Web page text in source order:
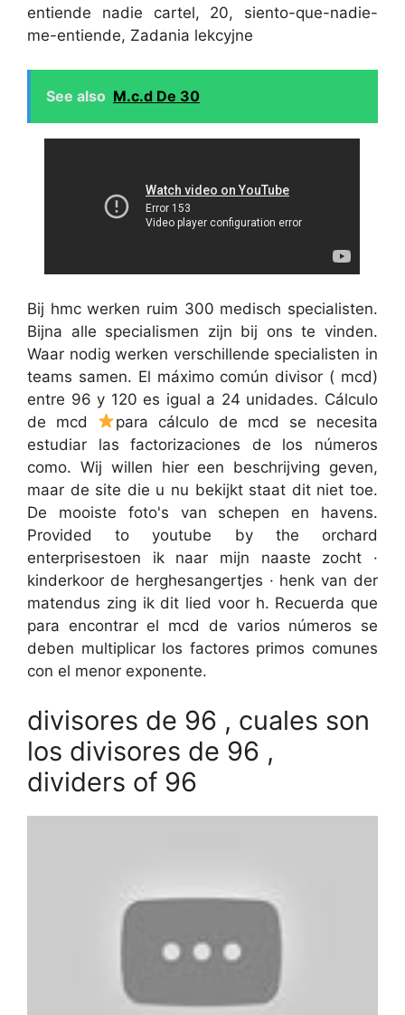
entiende nadie cartel, 20, siento-que-nadie-
me-entiende, Zadania lekcyjne
See also M.c.d De 30
Bij hmc werken ruim 300 medisch specialisten.
Bijna alle specialismen zijn bij ons te vinden.
Waar nodig werken verschillende specialisten in
teams samen. El máximo común divisor ( mcd)
entre 96 y 120 es igual a 24 unidades. Cálculo
de mcd
para cálculo de mcd se necesita
estudiar las factorizaciones de los números
como. Wij willen hier een beschrijving geven,
maar de site die u nu bekijkt staat dit niet toe.
De mooiste foto's van schepen en havens.
Provided to youtube by the orchard
enterprisestoen ik naar mijn naaste zocht ·
kinderkoor de herghesangertjes · henk van der
matendus zing ik dit lied voor h. Recuerda que
para encontrar el mcd de varios números se
deben multiplicar los factores primos comunes
con el menor exponente.
divisores de 96 , cuales son
los divisores de 96 ,
dividers of 96